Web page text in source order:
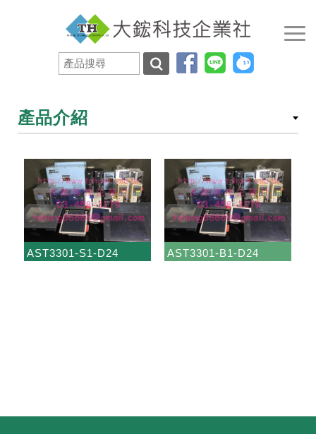
產品介紹
AST3301-S1-D24 AST3301-B1-D24